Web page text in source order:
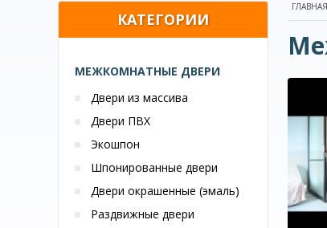
КАТЕГОРИИ
МЕЖКОМНАТНЫЕ ДВЕРИ
Двери из массива
Двери ПВХ
Экошпон
Шпонированные двери
Двери окрашенные (эмаль)
Раздвижные двери
ГЛАВНАЯ